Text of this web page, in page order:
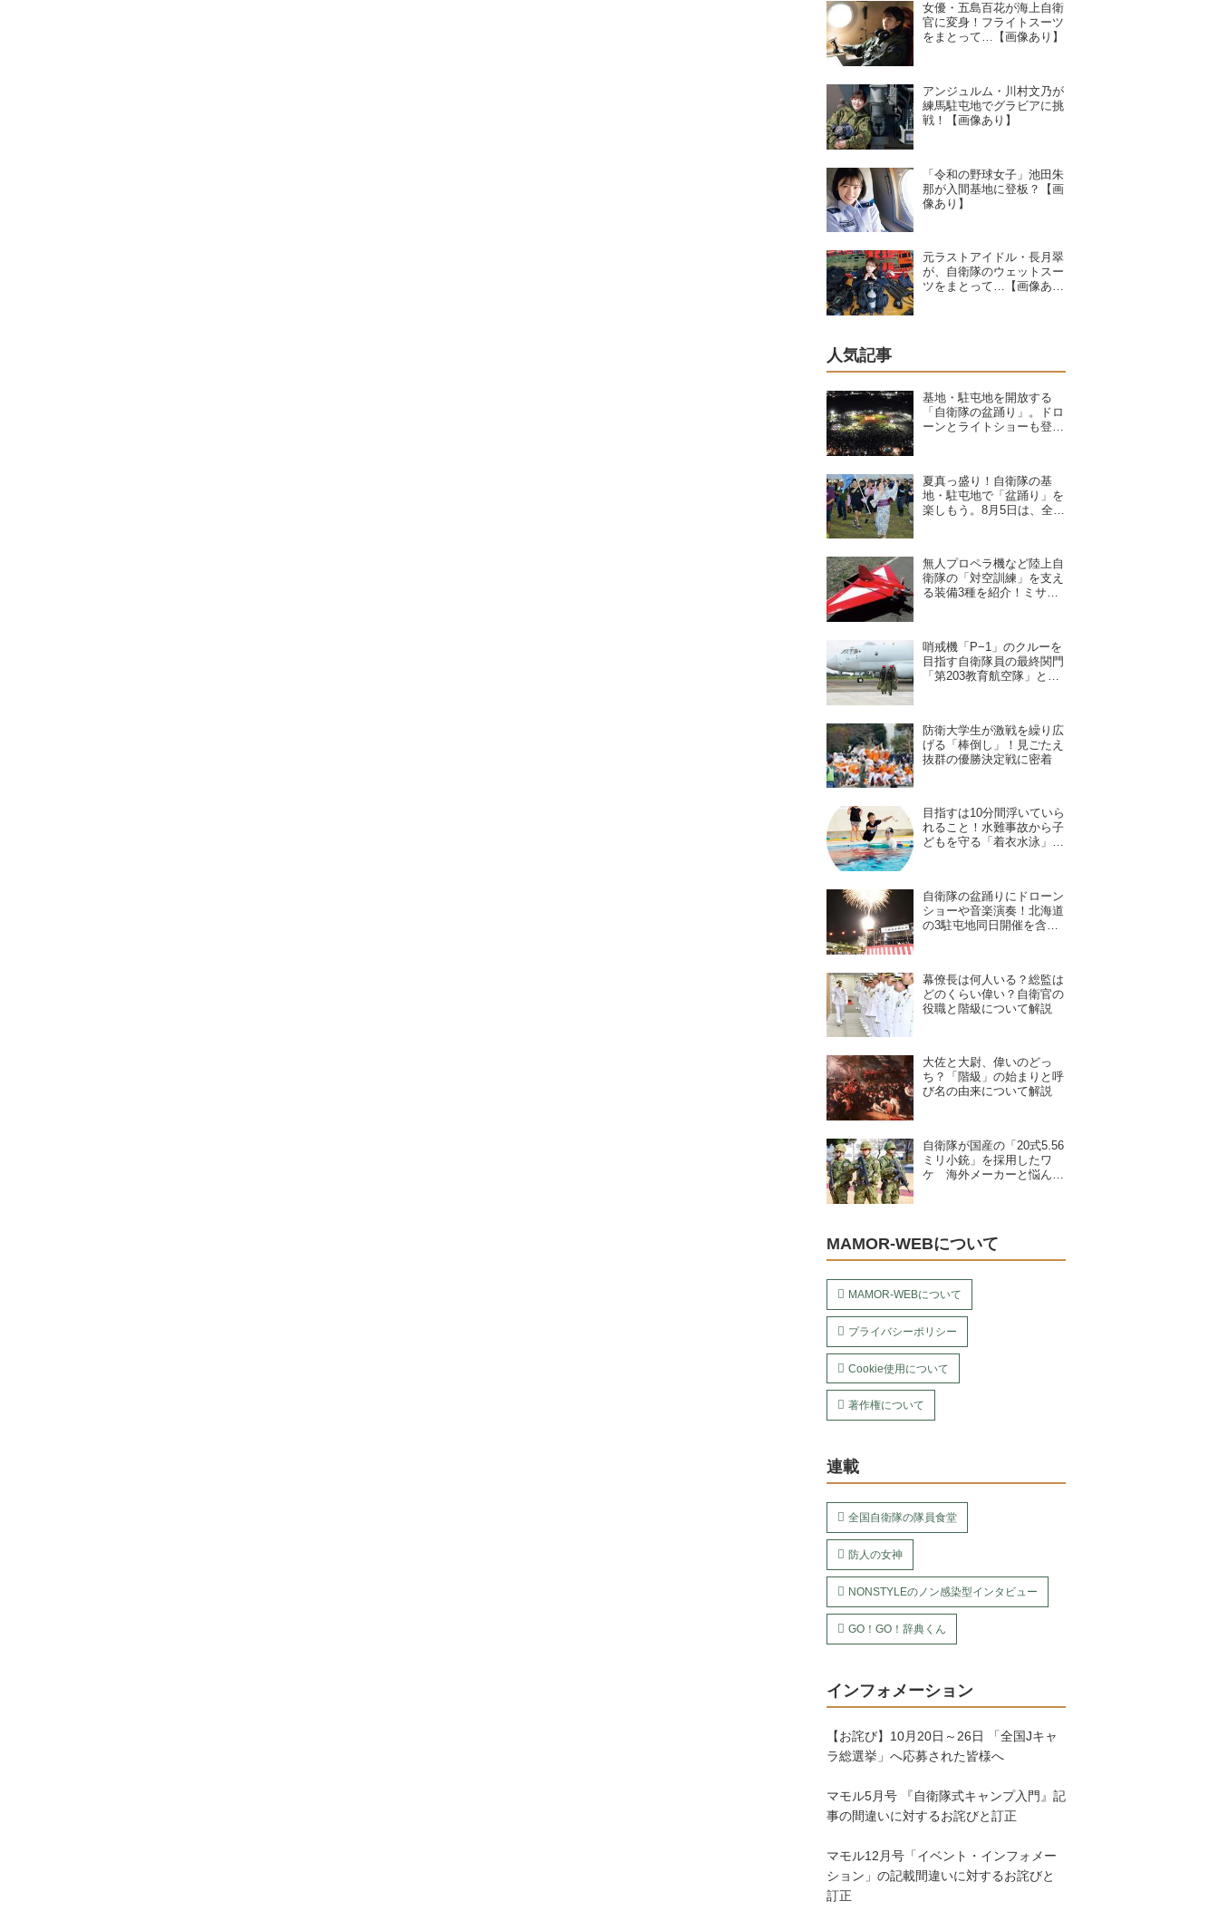
女優・五島百花が海上自衛
官に変身！フライトスーツ
をまとって…【画像あり】
アンジュルム・川村文乃が
練馬駐屯地でグラビアに挑
戦！【画像あり】
「令和の野球女子」池田朱
那が入間基地に登板？【画
像あり】
元ラストアイドル・長月翠
が、自衛隊のウェットスー
ツをまとって…【画像あ
人気記事
基地・駐屯地を開放する
「自衛隊の盆踊り」。ドロ
ーンとライトショーも登
夏真っ盛り！自衛隊の基
地・駐屯地で「盆踊り」を
楽しもう。8月5日は、全国
無人プロペラ機など陸上自
衛隊の「対空訓練」を支え
る装備3種を紹介！ミサイ
哨戒機「P−1」のクルーを
目指す自衛隊員の最終関門
「第203教育航空隊」と
防衛大学生が激戦を繰り広
げる「棒倒し」！見ごたえ
抜群の優勝決定戦に密着
目指すは10分間浮いていら
れること！水難事故から子
どもを守る「着衣水泳」の
自衛隊の盆踊りにドローン
ショーや音楽演奏！北海道
の3駐屯地同日開催を含
幕僚長は何人いる？総監は
どのくらい偉い？自衛官の
役職と階級について解説
大佐と大尉、偉いのどっ
ち？「階級」の始まりと呼
び名の由来について解説
自衛隊が国産の「20式5.56
ミリ小銃」を採用したワ
ケ 海外メーカーと悩んで
MAMOR-WEBについて
MAMOR-WEBについて
プライバシーポリシー
Cookie使用について
著作権について
連載
全国自衛隊の隊員食堂
防人の女神
NONSTYLEのノン感染型インタビュー
GO！GO！辞典くん
インフォメーション
【お詫び】10月20日～26日 「全国Jキャ
ラ総選挙」へ応募された皆様へ
マモル5月号 『自衛隊式キャンプ入門』記
事の間違いに対するお詫びと訂正
マモル12月号「イベント・インフォメー
ション」の記載間違いに対するお詫びと
訂正